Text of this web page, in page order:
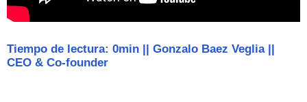
Tiempo de lectura: 0min || Gonzalo Baez Veglia ||
CEO & Co-founder